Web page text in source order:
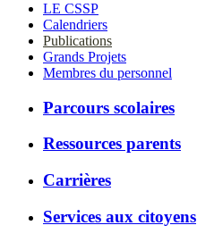
LE CSSP
Calendriers
Publications
Grands Projets
Membres du personnel
Parcours scolaires
Ressources parents
Carrières
Services aux citoyens